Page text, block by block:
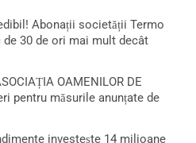
Abonații societății Termo
30 de ori mai mult decât
OAMENILOR DE
pentru măsurile anunțate de
investește 14 milioane